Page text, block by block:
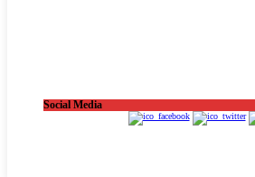
Social Media